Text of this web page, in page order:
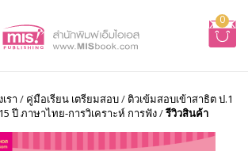
0
รา / คู่มือเรียน เตรียมสอบ/ ติวเข้มสอบเข้าสาธิต ป.1
ปี ภาษาไทย-การวิเคราะห์ การฟัง/รีวิวสินค้า